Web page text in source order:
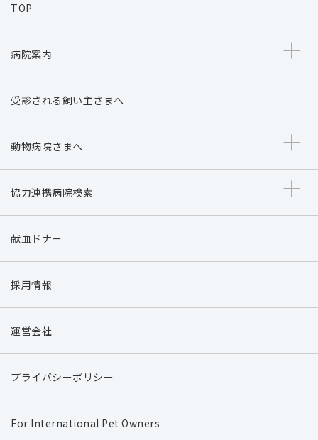
TOP
病院案内
受診される飼い主さまへ
動物病院さまへ
協力連携病院検索
献血ドナー
採用情報
運営会社
プライバシーポリシー
For International Pet Owners